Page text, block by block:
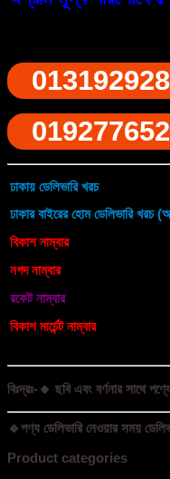
Washing
Cup
Washer
quantity
ঢাকায় ডেলিভারি খরচ
ঢাকার বাইরের হোম ডেলিভারি খরচ
বিকাশ নাম্বার
নগদ নাম্বার
রকেট নাম্বার
বিকাশ মার্চেন্ট নাম্বার
বিঃদ্রঃ-🔸 ছবি এবং বর্ণনার সাথে
🔹পণ্য ডেলিভারি নেওয়ার সময়
Product categories